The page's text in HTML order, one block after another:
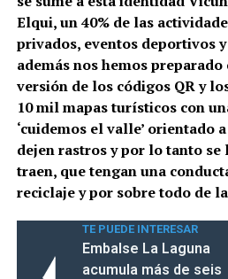
Elqui, un 40% de las
privados, eventos deportivos
además nos hemos preparado
versión de los códigos QR y
10 mil mapas turísticos con
‘cuidemos el valle’ orientado
dejen rastros y por lo tanto se
traen, que tengan una
reciclaje y por sobre todo de
TE PUEDE INTERESAR
Embalse La Laguna
acumula más de seis